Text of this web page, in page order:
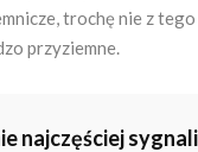
trochę nie z
przyziemne.
najczęściej